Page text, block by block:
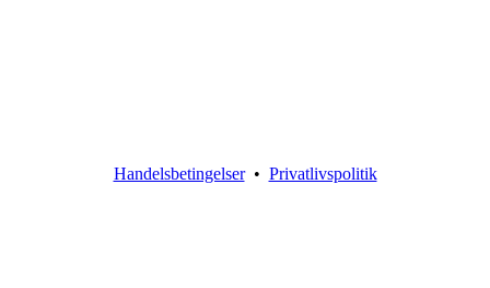
Handelsbetingelser• Privatlivspolitik